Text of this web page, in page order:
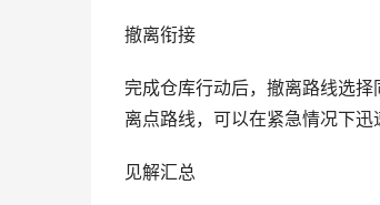
撤离衔接
完成仓库行动后，撤离路线选
离点路线，可以在紧急情况下迅
见解汇总